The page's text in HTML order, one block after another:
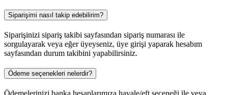
Siparişimi nasıl takip edebilirim?
Siparişinizi sipariş takibi sayfasından sipariş numarası ile
sorgulayarak veya eğer üyeyseniz, üye girişi yaparak hesabım
sayfasından durum takibini yapabilirsiniz.
Ödeme seçenekleri nelerdir?
Ödemelerinizi banka hesaplarımıza havale/eft seçeneği ile veya